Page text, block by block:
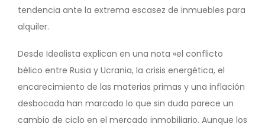
tendencia ante la extrema escasez de inmuebles para
alquiler.
Desde Idealista explican en una nota «el conflicto
bélico entre Rusia y Ucrania, la crisis energética, el
encarecimiento de las materias primas y una inflación
desbocada han marcado lo que sin duda parece un
cambio de ciclo en el mercado inmobiliario. Aunque los